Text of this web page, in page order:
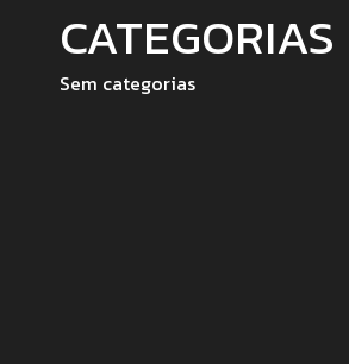
CATEGORIAS
Sem categorias